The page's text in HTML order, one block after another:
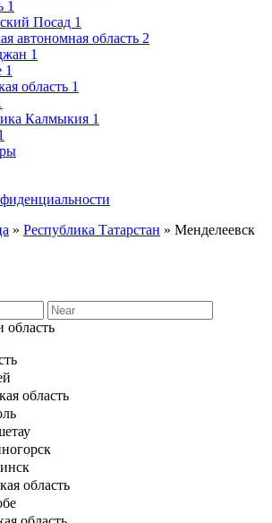
1
Посад 1
автономная область 2
1
1
область 1
Калмыкия 1
» Республика Татарстан » Менделеевск
область
область
область